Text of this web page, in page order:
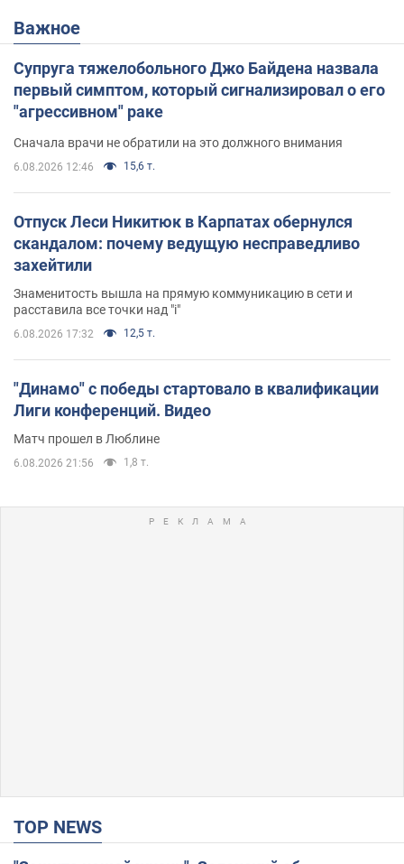
Важное
Супруга тяжелобольного Джо Байдена назвала
первый симптом, который сигнализировал о его
"агрессивном" раке
Сначала врачи не обратили на это должного внимания
6.08.2026 12:46 15,6 т.
Отпуск Леси Никитюк в Карпатах обернулся
скандалом: почему ведущую несправедливо
захейтили
Знаменитость вышла на прямую коммуникацию в сети и
расставила все точки над "i"
6.08.2026 17:32 12,5 т.
"Динамо" с победы стартовало в квалификации
Лиги конференций. Видео
Матч прошел в Люблине
6.08.2026 21:56 1,8 т.
TOP NEWS